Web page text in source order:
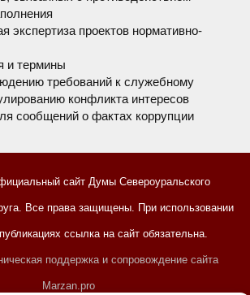
экспертиза проектов нормативно-
и термины
требований к служебному
конфликта интересов
сообщений о фактах коррупции
сайт Думы Североуральского
Все права защищены. При использовании
ссылка на сайт обязательна.
поддержка и сопровождение сайта
Marzan.pro